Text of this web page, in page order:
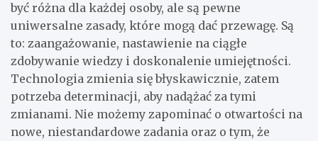
być różna dla każdej osoby, ale są pewne
uniwersalne zasady, które mogą dać przewagę. Są
to: zaangażowanie, nastawienie na ciągłe
zdobywanie wiedzy i doskonalenie umiejętności.
Technologia zmienia się błyskawicznie, zatem
potrzeba determinacji, aby nadążać za tymi
zmianami. Nie możemy zapominać o otwartości na
nowe, niestandardowe zadania oraz o tym, że